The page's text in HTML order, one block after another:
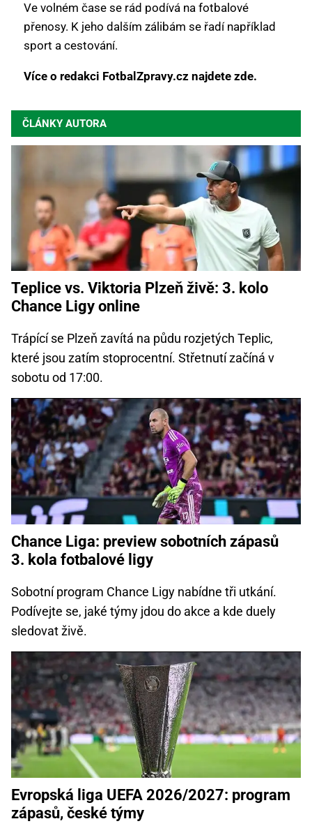
Ve volném čase se rád podívá na fotbalové
přenosy. K jeho dalším zálibám se řadí například
sport a cestování.
Více o redakci FotbalZpravy.cz najdete zde.
ČLÁNKY AUTORA
Teplice vs. Viktoria Plzeň živě: 3. kolo
Chance Ligy online
Trápící se Plzeň zavítá na půdu rozjetých Teplic,
které jsou zatím stoprocentní. Střetnutí začíná v
sobotu od 17:00.
Chance Liga: preview sobotních zápasů
3. kola fotbalové ligy
Sobotní program Chance Ligy nabídne tři utkání.
Podívejte se, jaké týmy jdou do akce a kde duely
sledovat živě.
Evropská liga UEFA 2026/2027: program
zápasů, české týmy